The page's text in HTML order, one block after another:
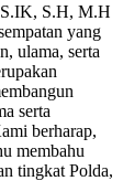
S.IK, S.H, M.H
yang
ulama, serta
serta
berharap,
membahu
tingkat Polda,